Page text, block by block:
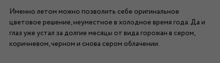
Именно летом можно позволить себе оригинальное
цветовое решение, неуместное в холодное время года. Да и
глаз уже устал за долгие месяцы от вида горожан в сером,
коричневом, черном и снова сером облачении.